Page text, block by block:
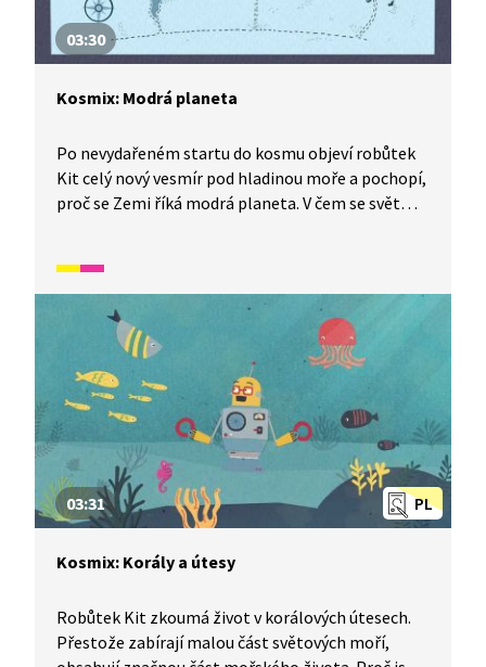
03:30
Kosmix: Modrá planeta
Po nevydařeném startu do kosmu objeví robůtek
Kit celý nový vesmír pod hladinou moře a pochopí,
proč se Zemi říká modrá planeta. V čem se svět
PL
03:31
Kosmix: Korály a útesy
Robůtek Kit zkoumá život v korálových útesech.
Přestože zabírají malou část světových moří,